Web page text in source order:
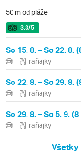
50 m od pláže
3.3/5
So 15. 8. – So 22. 8.
raňajky
So 22. 8. – So 29. 8.
raňajky
So 29. 8. – So 5. 9.
raňajky
Všetky